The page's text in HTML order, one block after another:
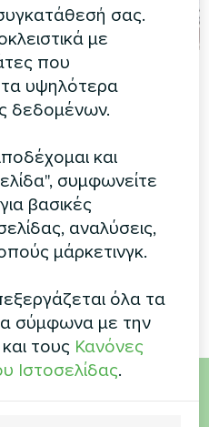
Παιδικό Κέντρο
Σπονδυλωτή αντλία
σας.
με
που
υψηλότερα
δεδομένων.
και
συμφωνείτε
βασικές
αναλύσεις,
μάρκετινγκ.
όλα τα
σύμφωνα με την
και τους Κανόνες
Ιστοσελίδας.